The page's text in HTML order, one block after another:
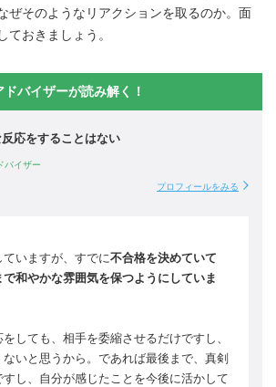
ぜそのようなリアクションを取るのか。面
ておきましょう。
ドバイザーが読み解く！
応をすることはない
バイザー
プロフィールをみる
いますが、すでに不合格を決めていて
で和やかな雰囲気を保つようにしていま
しても、相手を委縮させるだけですし、
いと思うから。であれば最後まで、真剣
し、自分が感じたことを今後に活かして